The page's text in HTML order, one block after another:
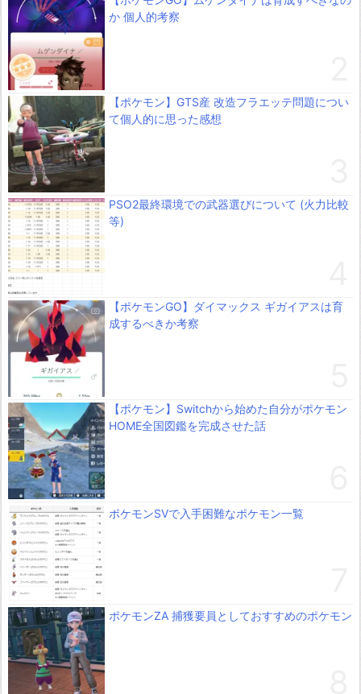
か 個人的考察
【ポケモン】GTS産 改造フラエッテ問題につい
て個人的に思った感想
PSO2最終環境での武器選びについて (火力比較
等)
【ポケモンGO】ダイマックス ギガイアスは育
成するべきか考察
【ポケモン】Switchから始めた自分がポケモン
HOME全国図鑑を完成させた話
ポケモンSVで入手困難なポケモン一覧
ポケモンZA 捕獲要員としておすすめのポケモン